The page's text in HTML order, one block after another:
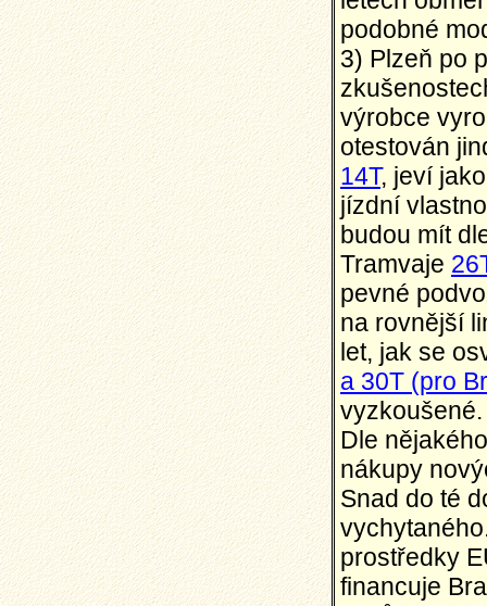
podobné
3) Plzeň po
výrobce
otestován
14T, jeví
jízdní
budou mít
Tramvaje
pevné
na rovnější
let, jak se
a 30T (pro
vyzkoušené.
Dle
nákupy
Snad do té
prostředky
financuje